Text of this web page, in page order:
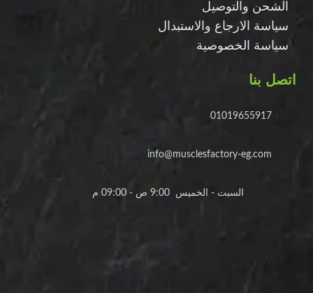
الشحن والتوصيل
سياسة الارجاع والاستبدال
سياسة الخصوصية
اتصل بنا
01019655917
info@musclesfactory-eg.com
السبت - الخميس 9:00 ص - 09:00 م